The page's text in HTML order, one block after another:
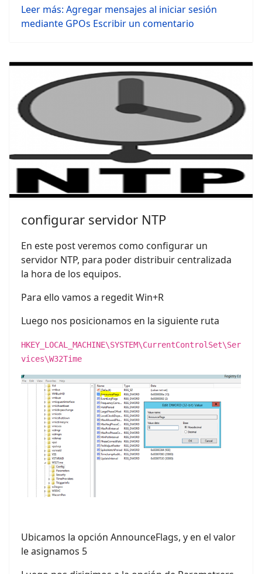
Leer más: Agregar mensajes al iniciar sesión
mediante GPOs Escribir un comentario
configurar servidor NTP
En este post veremos como configurar un
servidor NTP, para poder distribuir centralizada
la hora de los equipos.
Para ello vamos a regedit Win+R
Luego nos posicionamos en la siguiente ruta
HKEY_LOCAL_MACHINE\SYSTEM\CurrentControlSet\Ser
vices\W32Time
Ubicamos la opción AnnounceFlags, y en el valor
le asignamos 5